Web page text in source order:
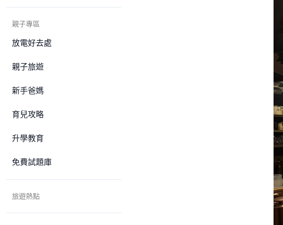
親子專區
放電好去處
親子旅遊
新手爸媽
育兒攻略
升學教育
免費試題庫
旅遊熱點